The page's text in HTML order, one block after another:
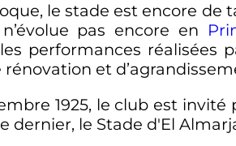
le stade est encore de
pas encore en
performances réalisées
et
1925, le club est invité
dernier, le Stade d'El